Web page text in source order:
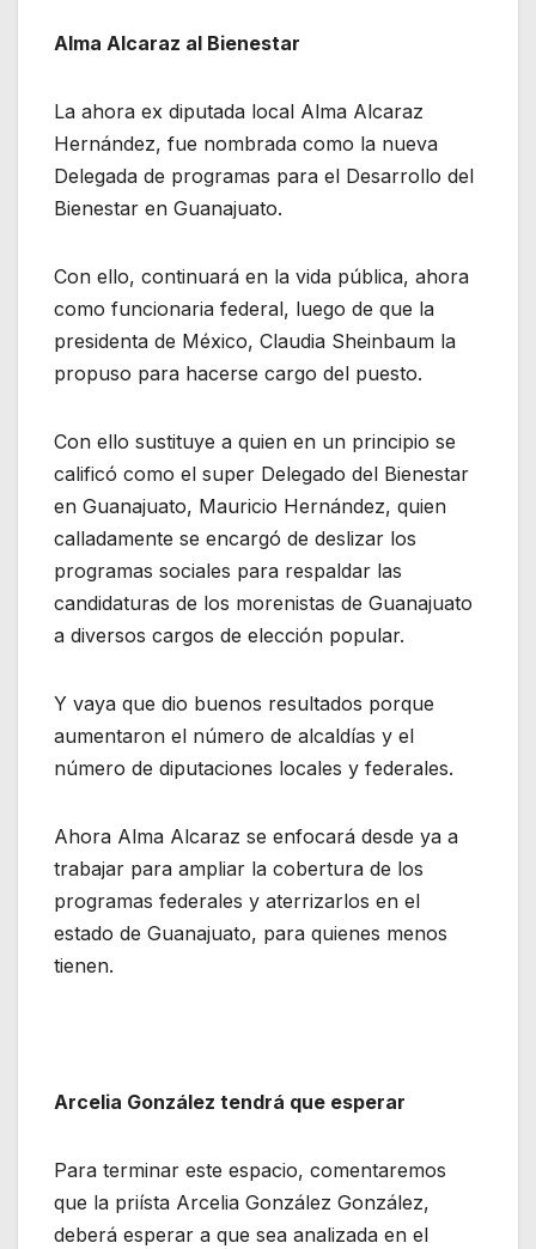
Alma Alcaraz al Bienestar
La ahora ex diputada local Alma Alcaraz
Hernández, fue nombrada como la nueva
Delegada de programas para el Desarrollo del
Bienestar en Guanajuato.
Con ello, continuará en la vida pública, ahora
como funcionaria federal, luego de que la
presidenta de México, Claudia Sheinbaum la
propuso para hacerse cargo del puesto.
Con ello sustituye a quien en un principio se
calificó como el super Delegado del Bienestar
en Guanajuato, Mauricio Hernández, quien
calladamente se encargó de deslizar los
programas sociales para respaldar las
candidaturas de los morenistas de Guanajuato
a diversos cargos de elección popular.
Y vaya que dio buenos resultados porque
aumentaron el número de alcaldías y el
número de diputaciones locales y federales.
Ahora Alma Alcaraz se enfocará desde ya a
trabajar para ampliar la cobertura de los
programas federales y aterrizarlos en el
estado de Guanajuato, para quienes menos
tienen.
Arcelia González tendrá que esperar
Para terminar este espacio, comentaremos
que la priísta Arcelia González González,
deberá esperar a que sea analizada en el